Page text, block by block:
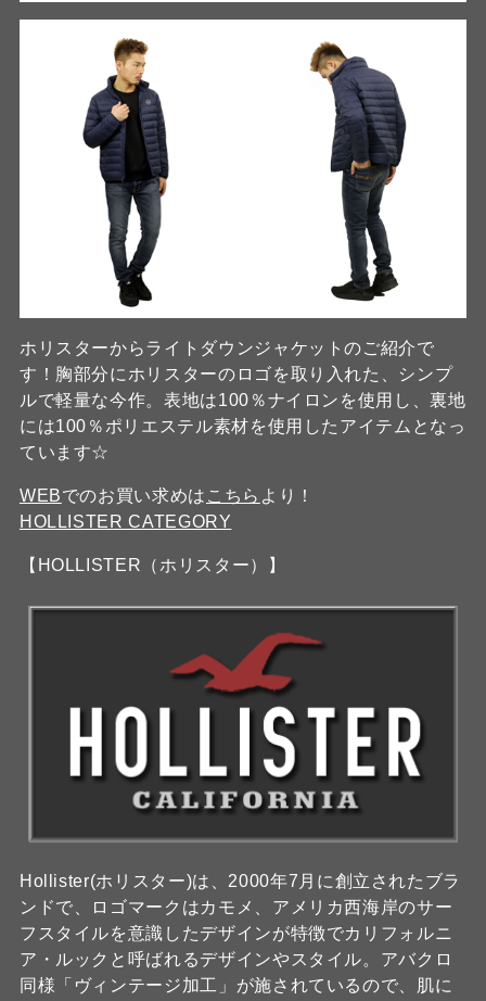
ホリスターからライトダウンジャケットのご紹介で
す！胸部分にホリスターのロゴを取り入れた、シンプ
ルで軽量な今作。表地は100％ナイロンを使用し、裏地
には100％ポリエステル素材を使用したアイテムとなっ
ています☆
WEBでのお買い求めは こちら より！
HOLLISTER CATEGORY
【HOLLISTER（ホリスター）】
Hollister(ホリスター)は、2000年7月に創立されたブラ
ンドで、ロゴマークはカモメ、アメリカ西海岸のサー
フスタイルを意識したデザインが特徴でカリフォルニ
ア・ルックと呼ばれるデザインやスタイル。アバクロ
同様「ヴィンテージ加工」が施されているので、肌に